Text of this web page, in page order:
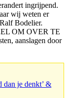
ingrijpend.
wij weten er
Bodelier.
OM OVER TE
aanslagen door
dan je denkt’ &